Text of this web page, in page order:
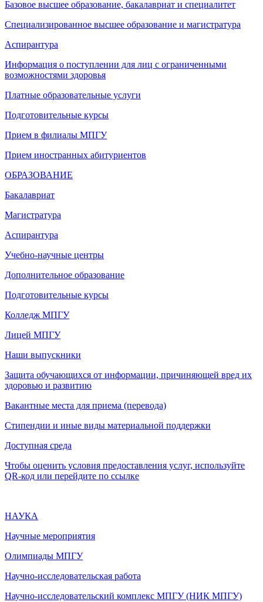
Базовое высшее образование, бакалавриат и специалитет
Специализированное высшее образование и магистратура
Аспирантура
Информация о поступлении для лиц с ограниченными
возможностями здоровья
Платные образовательные услуги
Подготовительные курсы
Прием в филиалы МПГУ
Прием иностранных абитуриентов
ОБРАЗОВАНИЕ
Бакалавриат
Магистратура
Аспирантура
Учебно-научные центры
Дополнительное образование
Подготовительные курсы
Колледж МПГУ
Лицей МПГУ
Наши выпускники
Защита обучающихся от информации, причиняющей вред их
здоровью и развитию
Вакантные места для приема (перевода)
Стипендии и иные виды материальной поддержки
Доступная среда
Чтобы оценить условия предоставления услуг, используйте
QR-код или перейдите по ссылке
НАУКА
Научные мероприятия
Олимпиады МПГУ
Научно-исследовательская работа
Научно-исследовательский комплекс МПГУ (НИК МПГУ)